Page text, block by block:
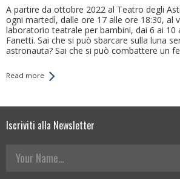
A partire da ottobre 2022 al Teatro degli
ogni martedì, dalle ore 17 alle ore 18:30, al
laboratorio teatrale per bambini, dai 6 ai 10
Fanetti. Sai che si può sbarcare sulla luna
astronauta? Sai che si può combattere un
Read more
Iscriviti alla Newsletter
Your Name